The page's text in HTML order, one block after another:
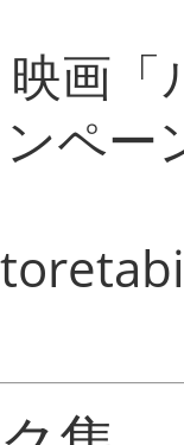
画
ペー